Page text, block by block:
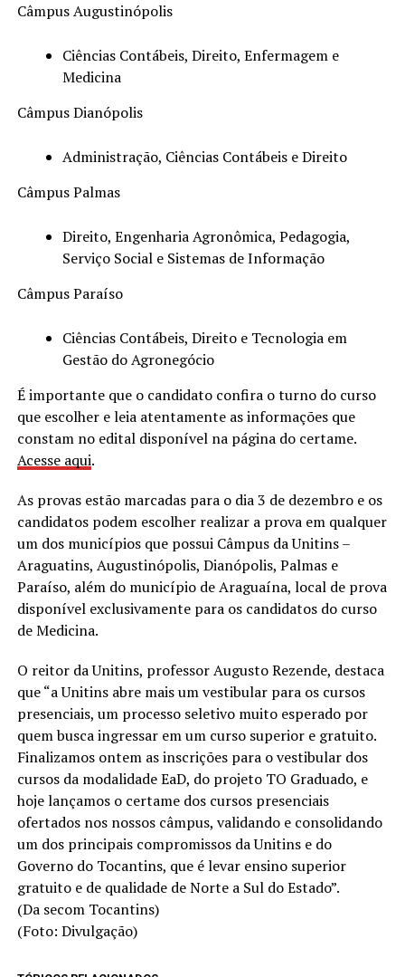
Câmpus Augustinópolis
Ciências Contábeis, Direito, Enfermagem e
Medicina
Câmpus Dianópolis
Administração, Ciências Contábeis e Direito
Câmpus Palmas
Direito, Engenharia Agronômica, Pedagogia,
Serviço Social e Sistemas de Informação
Câmpus Paraíso
Ciências Contábeis, Direito e Tecnologia em
Gestão do Agronegócio
É importante que o candidato confira o turno do curso
que escolher e leia atentamente as informações que
constam no edital disponível na página do certame.
Acesse aqui.
As provas estão marcadas para o dia 3 de dezembro e os
candidatos podem escolher realizar a prova em qualquer
um dos municípios que possui Câmpus da Unitins –
Araguatins, Augustinópolis, Dianópolis, Palmas e
Paraíso, além do município de Araguaína, local de prova
disponível exclusivamente para os candidatos do curso
de Medicina.
O reitor da Unitins, professor Augusto Rezende, destaca
que “a Unitins abre mais um vestibular para os cursos
presenciais, um processo seletivo muito esperado por
quem busca ingressar em um curso superior e gratuito.
Finalizamos ontem as inscrições para o vestibular dos
cursos da modalidade EaD, do projeto TO Graduado, e
hoje lançamos o certame dos cursos presenciais
ofertados nos nossos câmpus, validando e consolidando
um dos principais compromissos da Unitins e do
Governo do Tocantins, que é levar ensino superior
gratuito e de qualidade de Norte a Sul do Estado”.
(Da secom Tocantins)
(Foto: Divulgação)